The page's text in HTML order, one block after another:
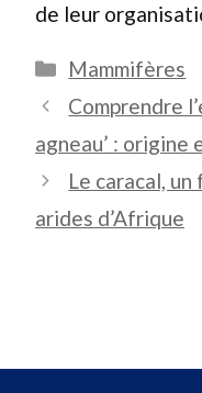
de leur
Catégories
Mammifères
Comprendre
agneau’ : origine
Le caracal,
arides d’Afrique